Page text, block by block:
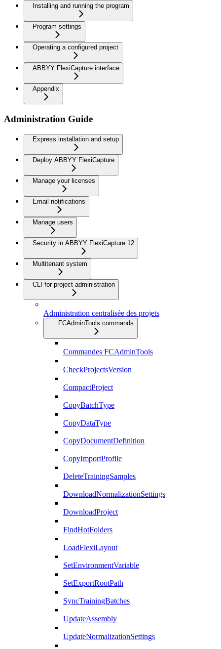
Installing and running the program
Program settings
Operating a configured project
ABBYY FlexiCapture interface
Appendix
Administration Guide
Express installation and setup
Deploy ABBYY FlexiCapture
Manage your licenses
Email notifications
Manage users
Security in ABBYY FlexiCapture 12
Multitenant system
CLI for project administration
Administration centralisée des projets
FCAdminTools commands
Commandes FCAdminTools
CheckProjectsVersion
CompactProject
CopyBatchType
CopyDataType
CopyDocumentDefinition
CopyImportProfile
DeleteTrainingSamples
DownloadNormalizationSettings
DownloadProject
FindHotFolders
LoadFlexiLayout
SetEnvironmentVariable
SetExportRootPath
SyncTrainingBatches
UpdateAssembly
UpdateNormalizationSettings